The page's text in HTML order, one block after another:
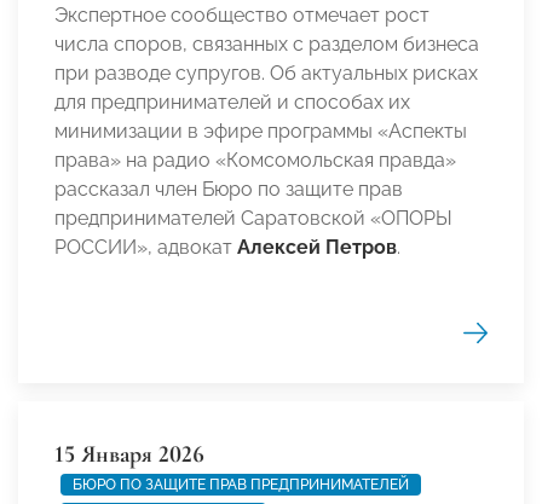
Экспертное сообщество отмечает рост
числа споров, связанных с разделом бизнеса
при разводе супругов. Об актуальных рисках
для предпринимателей и способах их
минимизации в эфире программы «Аспекты
права» на радио «Комсомольская правда»
рассказал член Бюро по защите прав
предпринимателей Саратовской «ОПОРЫ
РОССИИ», адвокат Алексей Петров.
15 Января 2026
БЮРО ПО ЗАЩИТЕ ПРАВ ПРЕДПРИНИМАТЕЛЕЙ